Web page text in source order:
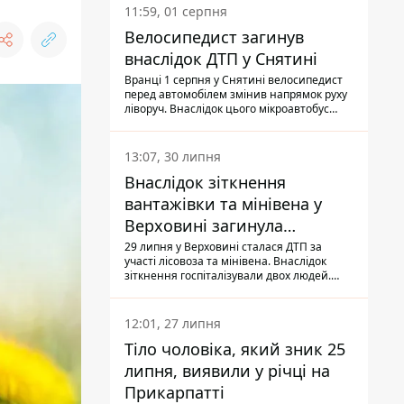
11:59, 01 серпня
Велосипедист загинув
внаслідок ДТП у Снятині
Вранці 1 серпня у Снятині велосипедист
перед автомобілем змінив напрямок руху
ліворуч. Внаслідок цього мікроавтобус
13:07, 30 липня
Внаслідок зіткнення
вантажівки та мінівена у
Верховині загинула
пасажирка, водійка - у
лікарні
29 липня у Верховині сталася ДТП за
участі лісовоза та мінівена. Внаслідок
зіткнення госпіталізували двох людей.
Також травми отримала водійка
автомобіля.
12:01, 27 липня
Тіло чоловіка, який зник 25
липня, виявили у річці на
Прикарпатті